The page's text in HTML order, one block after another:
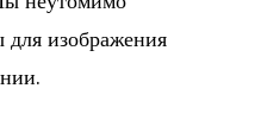
изображения